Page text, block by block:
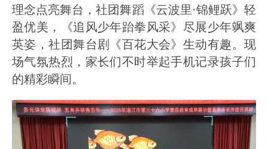
理念点亮舞台，社团舞蹈《云波里·锦鲤跃》轻
盈优美，《追风少年跆拳风采》尽展少年飒爽
英姿，社团舞台剧《百花大会》生动有趣。现
场气氛热烈，家长们不时举起手机记录孩子们
的精彩瞬间。